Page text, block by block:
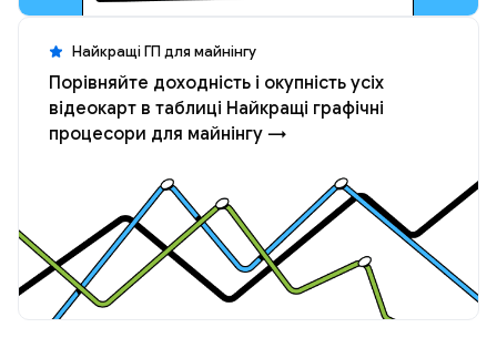
Найкращі ГП для майнінгу
Порівняйте доходність і окупність усіх
відеокарт в таблиці Найкращі графічні
процесори для майнінгу →